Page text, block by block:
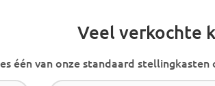
Veel verkochte
één van onze standaard stellingkasten